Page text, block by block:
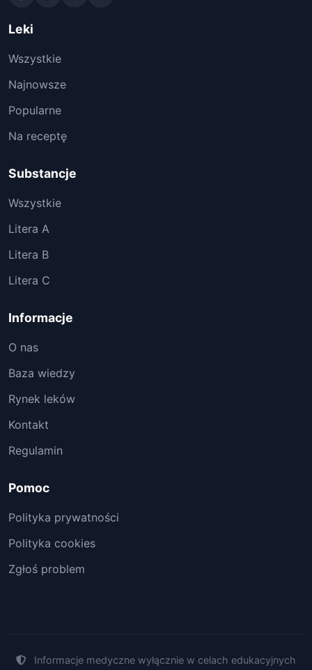
Leki
Wszystkie
Najnowsze
Popularne
Na receptę
Substancje
Wszystkie
Litera A
Litera B
Litera C
Informacje
O nas
Baza wiedzy
Rynek leków
Kontakt
Regulamin
Pomoc
Polityka prywatności
Polityka cookies
Zgłoś problem
Informacje medyczne wyłącznie w celach edukacyjnych